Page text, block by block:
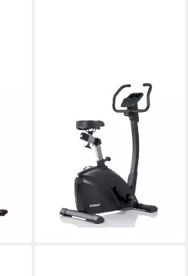
Heimtrainer Exum XTR
max. Benutzergewicht
Induktionsbremssystem
lieferbar - in 6-8 Werktagen bei dir